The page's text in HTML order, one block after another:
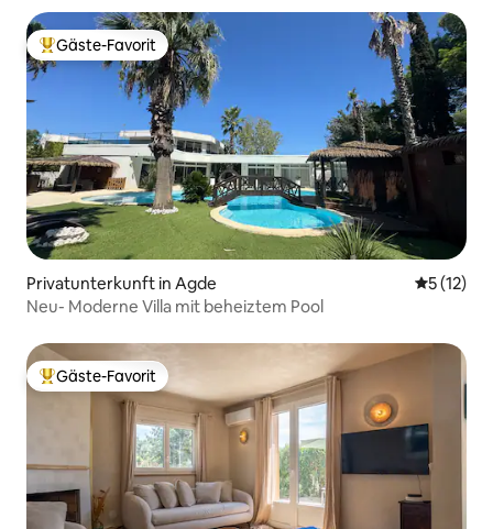
Beliebter Gäste-Favorit.
Gäste-Favorit
Privatunterkunft in Agde
5 (12)
Neu- Moderne Villa mit beheiztem Pool
Beliebter Gäste-Favorit.
Gäste-Favorit